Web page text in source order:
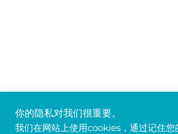
你的隐私对我们很重要。
我们在网站上使用cookies，通过记住